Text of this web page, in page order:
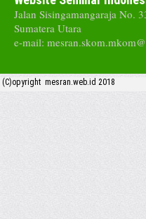
Jalan Sisingamangaraja No.
Sumatera Utara
e-mail:
(C)opyright mesran.web.id 2018